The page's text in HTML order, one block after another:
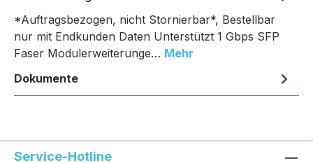
*Auftragsbezogen, nicht Stornierbar*, Bestellbar
nur mit Endkunden Daten Unterstützt 1 Gbps SFP
Faser Modulerweiterunge… Mehr
Dokumente
Service-Hotline